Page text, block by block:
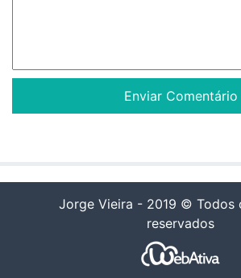
Jorge Vieira - 2019 © Todos
reservados